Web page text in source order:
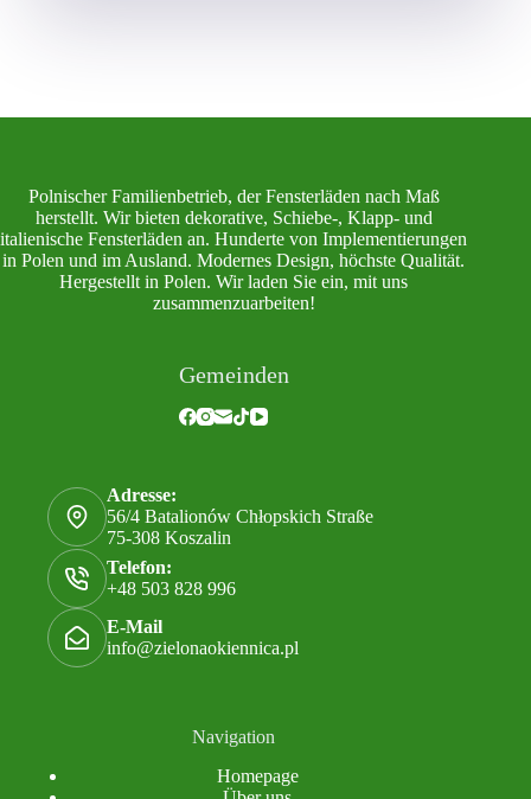
Polnischer Familienbetrieb, der Fensterläden nach Maß
herstellt. Wir bieten dekorative, Schiebe-, Klapp- und
italienische Fensterläden an. Hunderte von Implementierungen
in Polen und im Ausland. Modernes Design, höchste Qualität.
Hergestellt in Polen. Wir laden Sie ein, mit uns
zusammenzuarbeiten!
Gemeinden
Adresse:
56/4 Batalionów Chłopskich Straße
75-308 Koszalin
Telefon:
+48 503 828 996
E-Mail
info@zielonaokiennica.pl
Navigation
Homepage